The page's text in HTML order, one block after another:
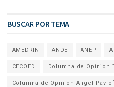
BUSCAR POR TEMA
AMEDRIN ANDE ANEP
CECOED Columna de Opinion
Columna de Opinión Angel